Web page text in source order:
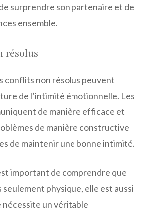
surprendre son partenaire et de
ensemble.
résolus
conflits non résolus peuvent
de l’intimité émotionnelle. Les
de manière efficace et
de manière constructive
de maintenir une bonne intimité.
important de comprendre que
seulement physique, elle est aussi
nécessite un véritable